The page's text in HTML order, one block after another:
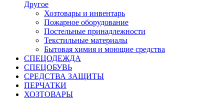
Другое
Хозтовары и инвентарь
Пожарное оборудование
Постельные принадлежности
Текстильные материалы
Бытовая химия и моющие средства
СПЕЦОДЕЖДА
СПЕЦОБУВЬ
СРЕДСТВА ЗАЩИТЫ
ПЕРЧАТКИ
ХОЗТОВАРЫ